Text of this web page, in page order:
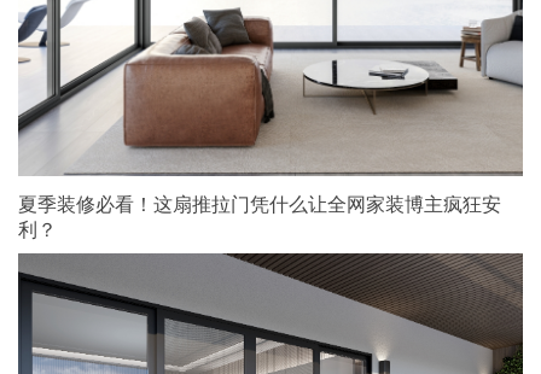
夏季装修必看！这扇推拉门凭什么让全网家装博主疯狂安
利？